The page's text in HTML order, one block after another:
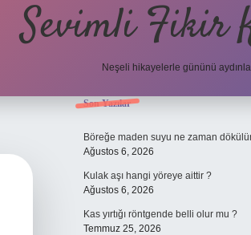
Sevimli Fikir
Neşeli hikayelerle gününü
Sidebar
Son Yazılar
Böreğe maden suyu ne zaman
Ağustos 6, 2026
Kulak aşı hangi yöreye aittir ?
Ağustos 6, 2026
Kas yırtığı röntgende belli olur mu ?
Temmuz 25, 2026